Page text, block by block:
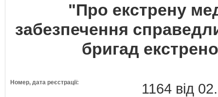
"Про екстрену
забезпечення
бригад
Номер, дата реєстрації: 1164 від